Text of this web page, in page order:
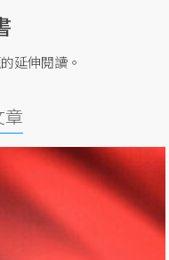
延伸閱讀。
章